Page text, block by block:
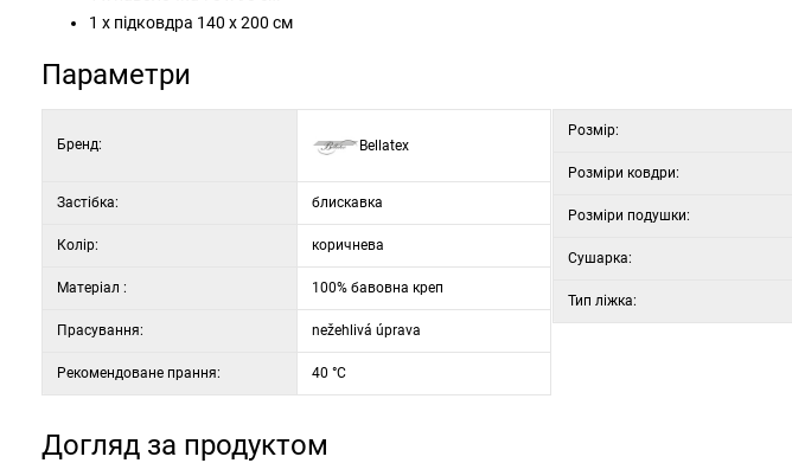
1 x підковдра 140 x 200 см
Параметри
Бренд: Bellatex
Застібка: блискавка
Колір: коричнева
Матеріал : 100% бавовна креп
Прасування: nežehlivá úprava
Рекомендоване прання: 40 °C
Розмір:
Розміри ковдри:
Розміри подушки:
Сушарка:
Тип ліжка:
Догляд за продуктом